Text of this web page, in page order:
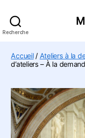
Recherche
Accueil/ Ateliers à la
d’ateliers – À la